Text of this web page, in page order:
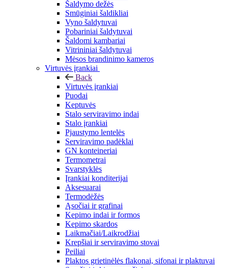
Šaldymo dežės
Smūginiai šaldikliai
Vyno šaldytuvai
Pobariniai šaldytuvai
Šaldomi kambariai
Vitrininiai šaldytuvai
Mėsos brandinimo kameros
Virtuvės įrankiai
Back
Virtuvės įrankiai
Puodai
Keptuvės
Stalo serviravimo indai
Stalo įrankiai
Pjaustymo lentelės
Serviravimo padėklai
GN konteineriai
Termometrai
Svarstyklės
Įrankiai konditerijai
Aksesuarai
Termodėžės
Ąsočiai ir grafinai
Kepimo indai ir formos
Kepimo skardos
Laikmačiai/Laikrodžiai
Krepšiai ir serviravimo stovai
Peiliai
Plaktos grietinėlės flakonai, sifonai ir plaktuvai